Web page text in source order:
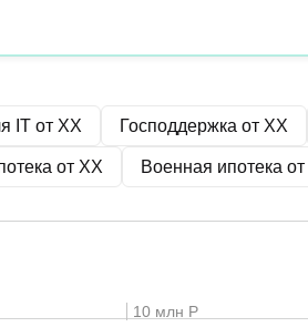
IT от XX Господдержка от XX
от XX Военная ипотека от
10 млн Р